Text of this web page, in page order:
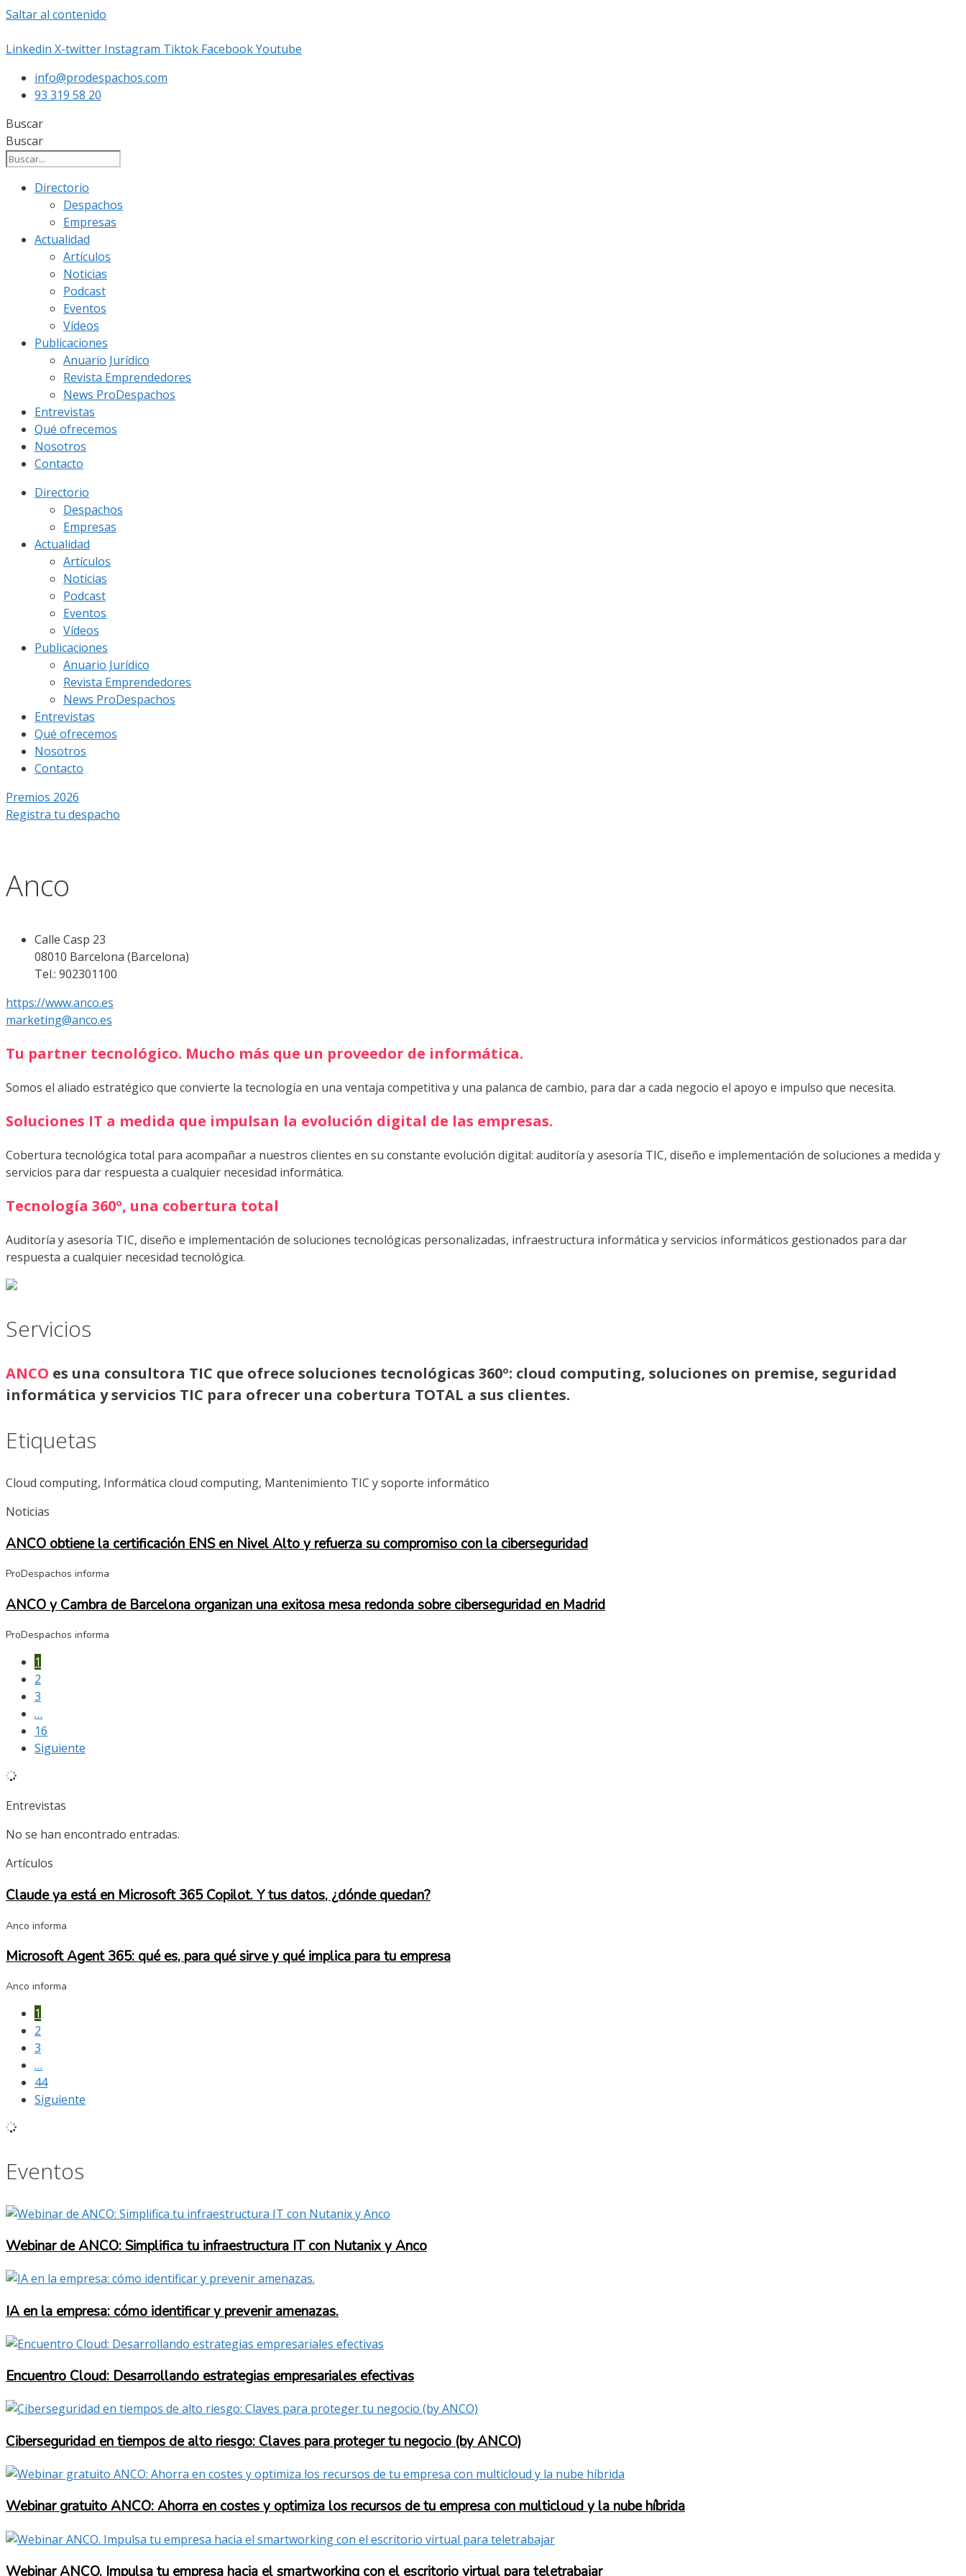
Saltar al contenido
Linkedin X-twitter Instagram Tiktok FacebookYoutube
info@prodespachos.com
93 319 58 20
Buscar
Buscar
Directorio
Despachos
Empresas
Actualidad
Artículos
Noticias
Podcast
Eventos
Vídeos
Publicaciones
Anuario Jurídico
Revista Emprendedores
News ProDespachos
Entrevistas
Qué ofrecemos
Nosotros
Contacto
Directorio
Despachos
Empresas
Actualidad
Artículos
Noticias
Podcast
Eventos
Vídeos
Publicaciones
Anuario Jurídico
Revista Emprendedores
News ProDespachos
Entrevistas
Qué ofrecemos
Nosotros
Contacto
Premios 2026
Registra tu despacho
Anco
Calle Casp 23
08010 Barcelona (Barcelona)
Tel.: 902301100
https://www.anco.es
marketing@anco.es
Tu partner tecnológico. Mucho más que un proveedor de informática.
Somos el aliado estratégico que convierte la tecnología en una ventaja competitiva y una palanca de cambio, para dar a cada negocio el apoyo e impulso que necesita.
Soluciones IT a medida que impulsan la evolución digital de las empresas.
Cobertura tecnológica total para acompañar a nuestros clientes en su constante evolución digital: auditoría y asesoría TIC, diseño e implementación de soluciones a medida y
servicios para dar respuesta a cualquier necesidad informática.
Tecnología 360º, una cobertura total
Auditoría y asesoría TIC, diseño e implementación de soluciones tecnológicas personalizadas, infraestructura informática y servicios informáticos gestionados para dar
respuesta a cualquier necesidad tecnológica.
Servicios
ANCO es una consultora TIC que ofrece soluciones tecnológicas 360º: cloud computing, soluciones on premise, seguridad
informática y servicios TIC para ofrecer una cobertura TOTAL a sus clientes.
Etiquetas
Cloud computing, Informática cloud computing, Mantenimiento TIC y soporte informático
Noticias
ANCO obtiene la certificación ENS en Nivel Alto y refuerza su compromiso con la ciberseguridad
ProDespachos informa
ANCO y Cambra de Barcelona organizan una exitosa mesa redonda sobre ciberseguridad en Madrid
ProDespachos informa
1
2
3
…
16
Siguiente
Entrevistas
No se han encontrado entradas.
Artículos
Claude ya está en Microsoft 365 Copilot. Y tus datos, ¿dónde quedan?
Anco informa
Microsoft Agent 365: qué es, para qué sirve y qué implica para tu empresa
Anco informa
1
2
3
…
44
Siguiente
Eventos
Webinar de ANCO: Simplifica tu infraestructura IT con Nutanix y Anco
IA en la empresa: cómo identificar y prevenir amenazas.
Encuentro Cloud: Desarrollando estrategias empresariales efectivas
Ciberseguridad en tiempos de alto riesgo: Claves para proteger tu negocio (by ANCO)
Webinar gratuito ANCO: Ahorra en costes y optimiza los recursos de tu empresa con multicloud y la nube híbrida
Webinar ANCO. Impulsa tu empresa hacia el smartworking con el escritorio virtual para teletrabajar